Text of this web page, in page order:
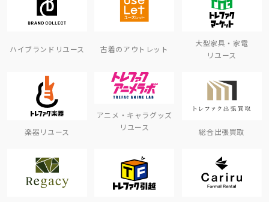
ハイブランドリユース 古着のアウトレット
大型家具・家電
リユース
楽器リユース
アニメ・キャラグッズ
リユース
総合出張買取